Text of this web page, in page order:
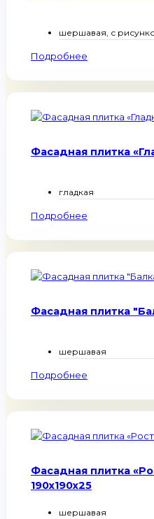
шершавая, с
Подробнее
Фасадная плитка
гладкая
Подробнее
Фасадная плитка
шершавая
Подробнее
Фасадная плитка
190x190x25
шершавая